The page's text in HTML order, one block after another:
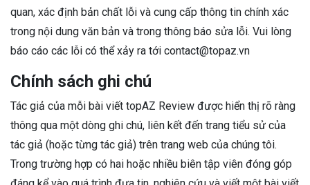
quan, xác định bản chất lỗi và cung cấp thông tin chính xác
trong nội dung văn bản và trong thông báo sửa lỗi. Vui lòng
báo cáo các lỗi có thể xảy ra tới contact@topaz.vn
Chính sách ghi chú
Tác giả của mỗi bài viết topAZ Review được hiển thị rõ ràng
thông qua một dòng ghi chú, liên kết đến trang tiểu sử của
tác giả (hoặc từng tác giả) trên trang web của chúng tôi.
Trong trường hợp có hai hoặc nhiều biên tập viên đóng góp